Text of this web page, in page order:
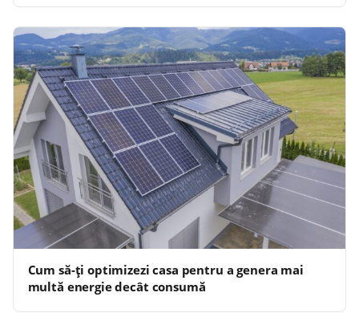
Cum să-ți optimizezi casa pentru a genera mai
multă energie decât consumă